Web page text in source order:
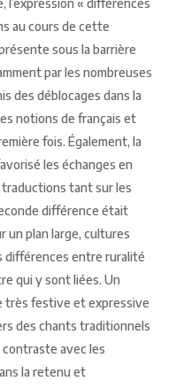
au cours de cette
sous la barrière
par les nombreuses
des déblocages dans la
notions de français et
fois. Également, la
les échanges en
tant sur les
différence était
un plan large, cultures
différences entre ruralité
qui y sont liées. Un
très festive et expressive
des chants traditionnels
contraste avec les
la retenu et